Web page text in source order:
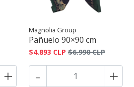
+
Magnolia Group
Pañuelo 90×90 cm
$4.893 CLP $6.990 CLP
- +